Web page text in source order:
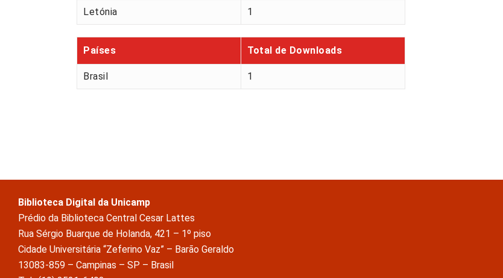
Letónia 1
Países Total de Downloads
Brasil 1
Biblioteca Digital da Unicamp
Prédio da Biblioteca Central Cesar Lattes
Rua Sérgio Buarque de Holanda, 421 – 1º piso
Cidade Universitária “Zeferino Vaz” – Barão Geraldo
13083-859 – Campinas – SP – Brasil